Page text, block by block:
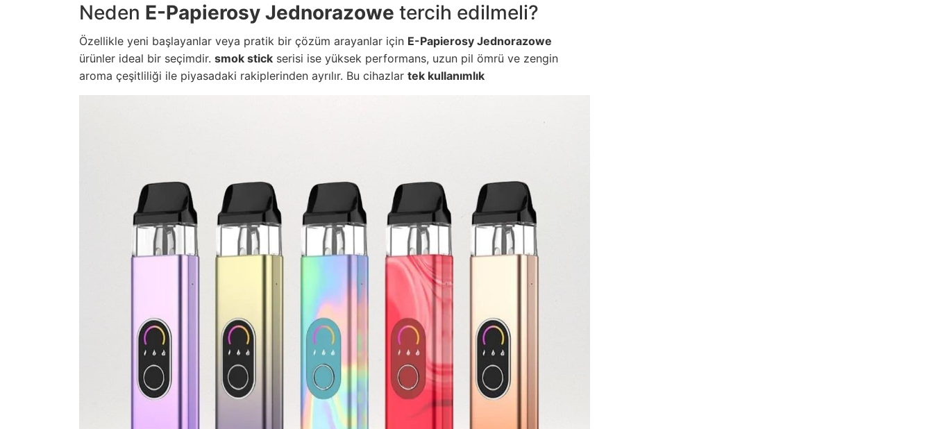
Neden E-Papierosy Jednorazowe tercih edilmeli?
Özellikle yeni başlayanlar veya pratik bir çözüm arayanlar için E-Papierosy Jednorazowe
ürünler ideal bir seçimdir. smok stick serisi ise yüksek performans, uzun pil ömrü ve zengin
aroma çeşitliliği ile piyasadaki rakiplerinden ayrılır. Bu cihazlar tek kullanımlık